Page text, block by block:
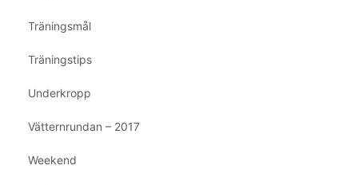
Träningsmål
Träningstips
Underkropp
Vätternrundan – 2017
Weekend